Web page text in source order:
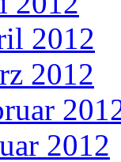
2012
2012
2012